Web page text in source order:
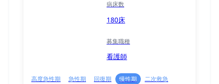
病床数
180床
募集職種
看護師
高度急性期 急性期 回復期 慢性期
二次救急